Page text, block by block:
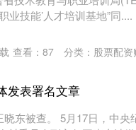
技能’人才培训基地”同....
查看： 87 分类： 股票配资
发表署名文章
东被查。 5月17日，中央